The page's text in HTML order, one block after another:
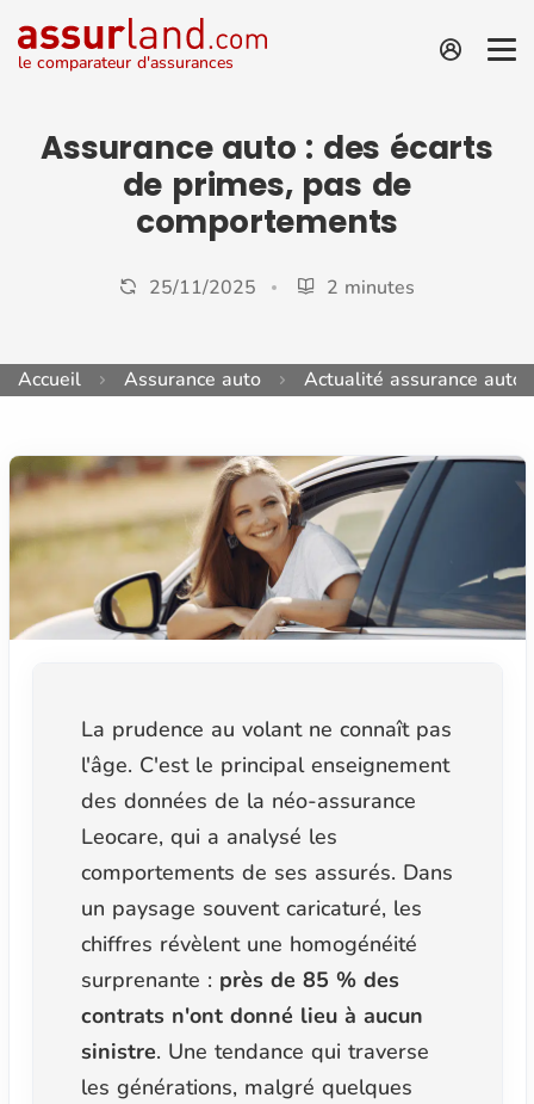
le comparateur d'assurances
Assurance auto : des écarts
de primes, pas de
comportements
25/11/2025 2 minutes
Accueil Assurance auto Actualité assurance auto
La prudence au volant ne connaît pas
l'âge. C'est le principal enseignement
des données de la néo-assurance
Leocare, qui a analysé les
comportements de ses assurés. Dans
un paysage souvent caricaturé, les
chiffres révèlent une homogénéité
surprenante : près de 85 % des
contrats n'ont donné lieu à aucun
sinistre. Une tendance qui traverse
les générations, malgré quelques